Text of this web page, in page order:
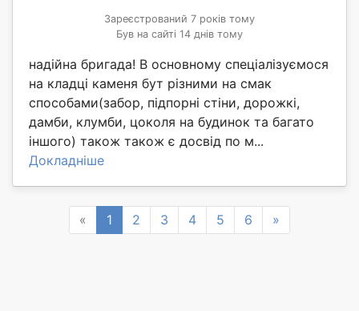
Зареєстрований 7 років тому
Був на сайті 14 днів тому
надійна бригада! В основному спеціалізуємося
на кладці каменя бут різними на смак
способами(забор, підпорні стіни, дорожкі,
дамби, клумби, цоколя на будинок та багато
іншого) також також є досвід по м...
Докладніше
« Previous
1 2 3 4 5 6 »